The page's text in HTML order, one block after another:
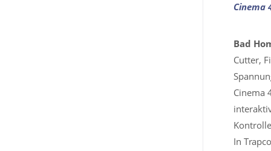
Cinema
Bad
Cutter,
Cinema
In